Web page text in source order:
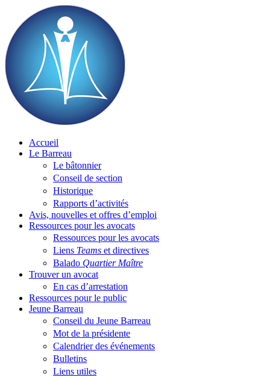
content
Accueil
Le Barreau
Le bâtonnier
Conseil de section
Historique
Rapports d’activités
Avis, nouvelles et offres d’emploi
Ressources pour les avocats
Ressources pour les avocats
Liens Teams et directives
Balado Quartier Maître
Trouver un avocat
En cas d’arrestation
Ressources pour le public
Jeune Barreau
Conseil du Jeune Barreau
Mot de la présidente
Calendrier des événements
Bulletins
Liens utiles